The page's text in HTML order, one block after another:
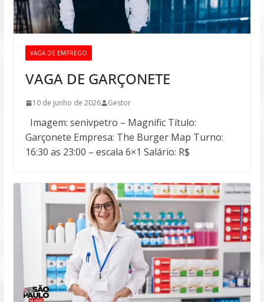
VAGA DE EMPREGO
VAGA DE GARÇONETE
10 de junho de 2026 Gestor
Imagem: senivpetro – Magnific Título:
Garçonete Empresa: The Burger Map Turno:
16:30 as 23:00 – escala 6×1 Salário: R$